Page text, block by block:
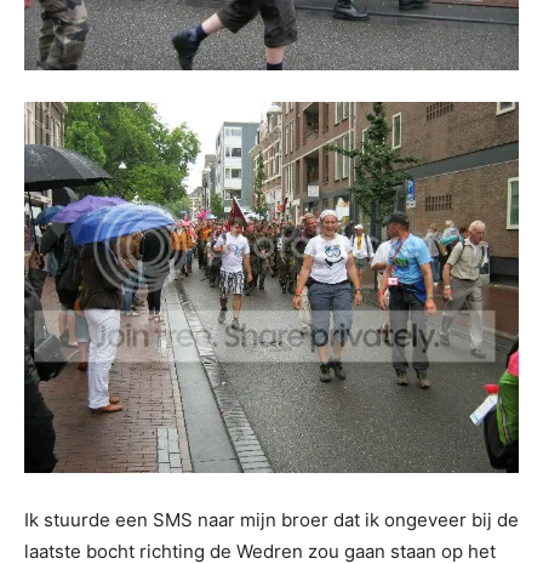
Ik stuurde een SMS naar mijn broer dat ik ongeveer bij de
laatste bocht richting de Wedren zou gaan staan op het